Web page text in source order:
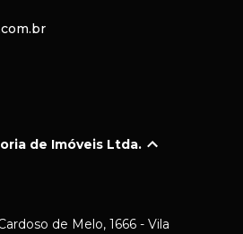
de Imóveis Ltda.
de Melo, 1666 - Vila